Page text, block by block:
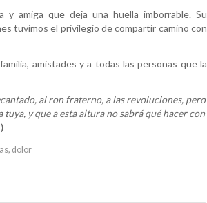
y amiga que deja una huella imborrable. Su
tuvimos el privilegio de compartir camino con
amistades y a todas las personas que la
al ron fraterno, a las revoluciones, pero
y que a esta altura no sabrá qué hacer con
, dolor